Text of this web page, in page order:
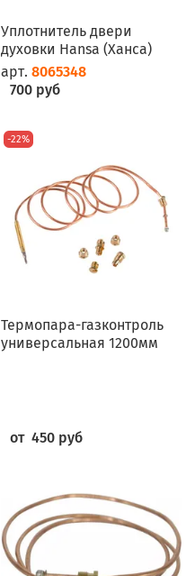
Уплотнитель двери
духовки Hansa (Ханса)
арт. 8065348
700 руб
-22%
Термопара-газконтроль
универсальная 1200мм
от 450 руб